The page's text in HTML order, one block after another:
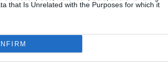
that Is Unrelated with the Purposes for which it